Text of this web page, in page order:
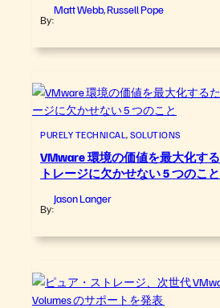
By:
Matt Webb,Russell Pope
PURELY TECHNICAL, SOLUTIONS
VMware 環境の価値を最大化す
トレージに欠かせない 5 つのこと
By:
Jason Langer